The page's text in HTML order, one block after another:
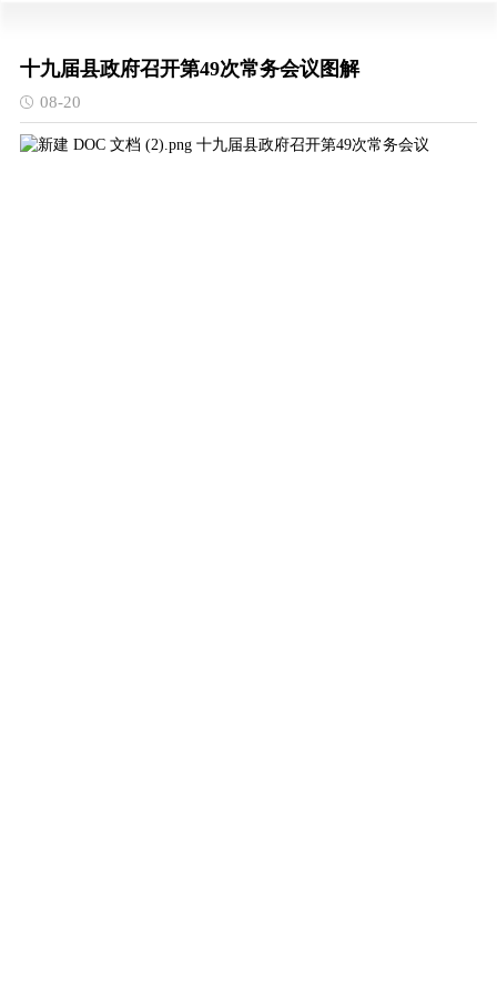
十九届县政府召开第49次常务会议图解
08-20
十九届县政府召开第49次常务会议